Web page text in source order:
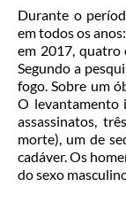
Durante o
em todos os
em 2017, quatro
Segundo a
fogo. Sobre um
O levantamento
assassinatos,
morte), um de
cadáver. Os
do sexo